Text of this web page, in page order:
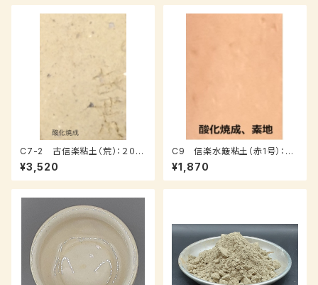
C7-2 古信楽粘土（荒）：２０ｋ
ｇ
¥3,520
C9 信楽水簸粘土（赤1号）：１
０ｋｇ
¥1,870